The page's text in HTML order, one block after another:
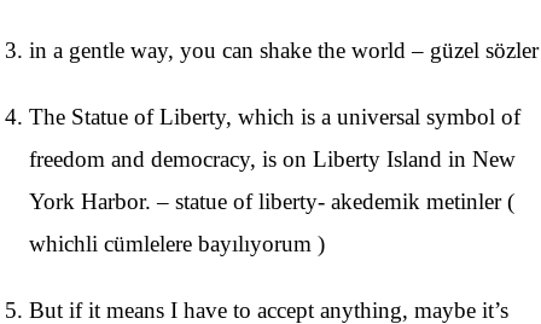
in a gentle way, you can shake the world – güzel sözler
The Statue of Liberty, which is a universal symbol of
freedom and democracy, is on Liberty Island in New
York Harbor. – statue of liberty- akedemik metinler (
whichli cümlelere bayılıyorum )
But if it means I have to accept anything, maybe it’s